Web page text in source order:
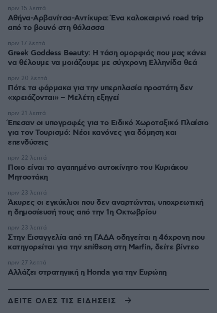
Αθήνα-Αρβανίτσα-Αντίκυρα: Ένα καλοκαιρινό road trip
από το βουνό στη θάλασσα
πριν 15 λεπτά
Greek Goddess Beauty: Η τάση ομορφιάς που μας κάνει
να θέλουμε να μοιάζουμε με σύγχρονη Ελληνίδα θεά
πριν 17 λεπτά
Πότε τα φάρμακα για την υπερπλασία προστάτη δεν
«χρειάζονται» – Μελέτη εξηγεί
πριν 20 λεπτά
Έπεσαν οι υπογραφές για το Ειδικό Χωροταξικό Πλαίσιο
για τον Τουρισμό: Νέοι κανόνες για δόμηση και
επενδύσεις
πριν 21 λεπτά
Ποιο είναι το αγαπημένο αυτοκίνητο του Κυριάκου
Μητσοτάκη
πριν 22 λεπτά
Άκυρες οι εγκύκλιοι που δεν αναρτώνται, υποχρεωτική
η δημοσίευσή τους από την 1η Οκτωβρίου
πριν 23 λεπτά
Στην Εισαγγελία από τη ΓΑΔΑ οδηγείται η 46χρονη που
κατηγορείται για την επίθεση στη Marfin, δείτε βίντεο
πριν 23 λεπτά
Αλλάζει στρατηγική η Honda για την Ευρώπη
πριν 27 λεπτά
ΔΕΙΤΕ ΟΛΕΣ ΤΙΣ ΕΙΔΗΣΕΙΣ